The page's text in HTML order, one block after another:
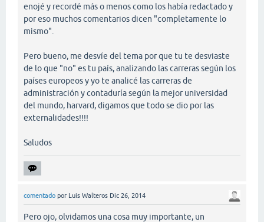
enojé y recordé más o menos como los había redactado y
por eso muchos comentarios dicen "completamente lo
mismo".
Pero bueno, me desvíe del tema por que tu te desviaste
de lo que "no" es tu país, analizando las carreras según los
países europeos y yo te analicé las carreras de
administración y contaduría según la mejor universidad
del mundo, harvard, digamos que todo se dio por las
externalidades!!!!
Saludos
comentado por Luis Walteros Dic 26, 2014
Pero ojo, olvidamos una cosa muy importante, un